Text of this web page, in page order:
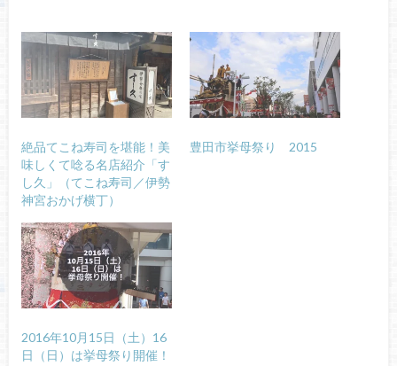
絶品てこね寿司を堪能！美
味しくて唸る名店紹介「す
し久」（てこね寿司／伊勢
神宮おかげ横丁）
豊田市挙母祭り 2015
2016年10月15日（土）16
日（日）は挙母祭り開催！